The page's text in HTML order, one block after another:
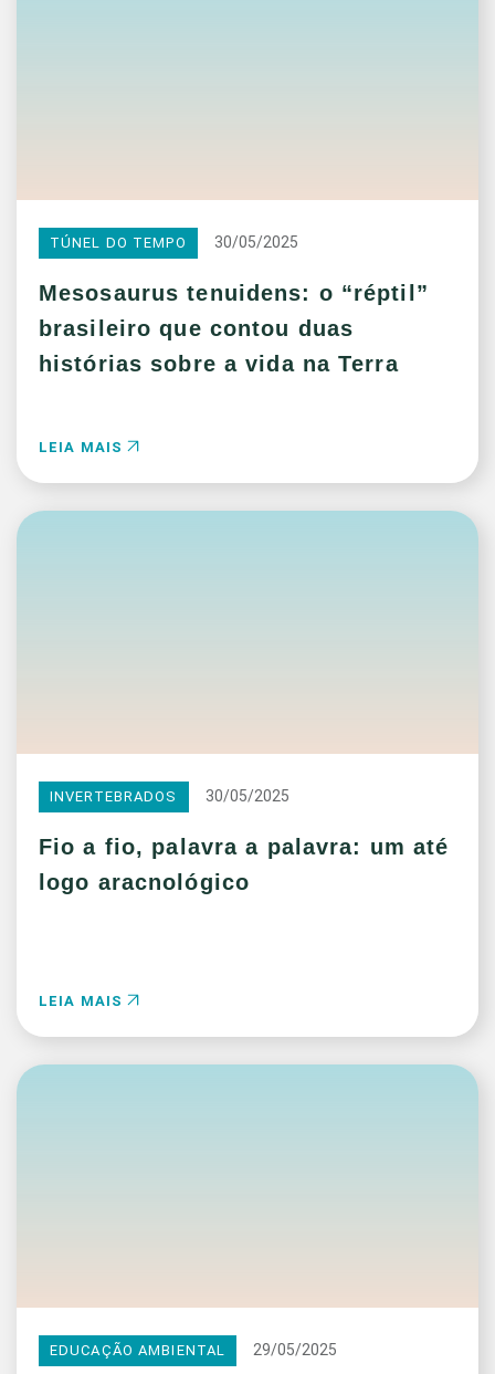
TÚNEL DO TEMPO 30/05/2025
Mesosaurus tenuidens: o “réptil”
brasileiro que contou duas
histórias sobre a vida na Terra
LEIA MAIS
INVERTEBRADOS 30/05/2025
Fio a fio, palavra a palavra: um até
logo aracnológico
LEIA MAIS
EDUCAÇÃO AMBIENTAL 29/05/2025